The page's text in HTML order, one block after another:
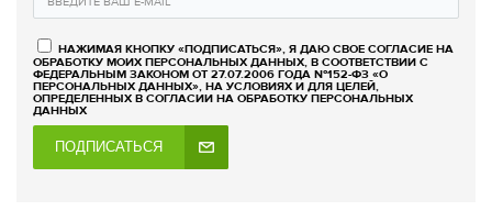
НАЖИМАЯ КНОПКУ «ПОДПИСАТЬСЯ», Я ДАЮ СВОЕ СОГЛАСИЕ НА
ОБРАБОТКУ МОИХ ПЕРСОНАЛЬНЫХ ДАННЫХ, В СООТВЕТСТВИИ С
ФЕДЕРАЛЬНЫМ ЗАКОНОМ ОТ 27.07.2006 ГОДА №152-ФЗ «О
ПЕРСОНАЛЬНЫХ ДАННЫХ», НА УСЛОВИЯХ И ДЛЯ ЦЕЛЕЙ,
ОПРЕДЕЛЕННЫХ В СОГЛАСИИ НА ОБРАБОТКУ ПЕРСОНАЛЬНЫХ
ДАННЫХ
ПОДПИСАТЬСЯ